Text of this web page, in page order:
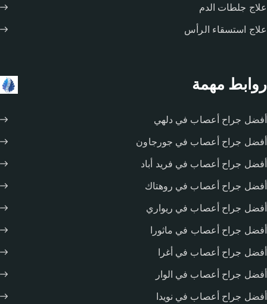
علاج جلطات الدم
علاج استسقاء الرأس
روابط مهمة
أفضل جراح أعصاب في دلهي
أفضل جراح أعصاب في جورجاون
أفضل جراح أعصاب في فريد أباد
أفضل جراح أعصاب في روهتاك
أفضل جراح أعصاب في ريواري
أفضل جراح أعصاب في ماثورا
أفضل جراح أعصاب في أغرا
أفضل جراح أعصاب في الوار
أفضل جراح أعصاب في نويدا